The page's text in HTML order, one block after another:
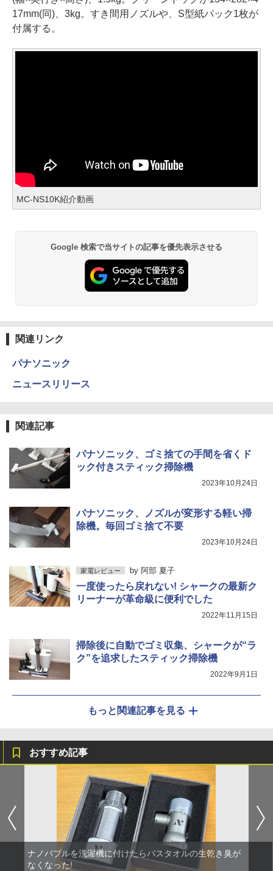
17mm(同)、3kg。すき間用ノズルや、S型紙パック1枚が
付属する。
MC-NS10K紹介動画
Google 検索で当サイトの記事を優先表示させる
関連リンク
パナソニック
ニュースリリース
関連記事
パナソニック、ゴミ捨ての手間を省くド
ック付きスティック掃除機
2023年10月24日
パナソニック、ノズルが変形する軽い掃
除機。毎回ゴミ捨て不要
2023年10月24日
家電レビュー by 阿部 夏子
一度使ったら戻れない! シャークの最新ク
リーナーが革命級に便利でした
2022年11月15日
掃除後に自動でゴミ収集、シャークが“ラ
ク”を追求したスティック掃除機
2022年9月1日
もっと関連記事を見る
おすすめ記事
ナノバブルを洗濯機に付けたらバスタオルの生乾き臭が
なくなった!